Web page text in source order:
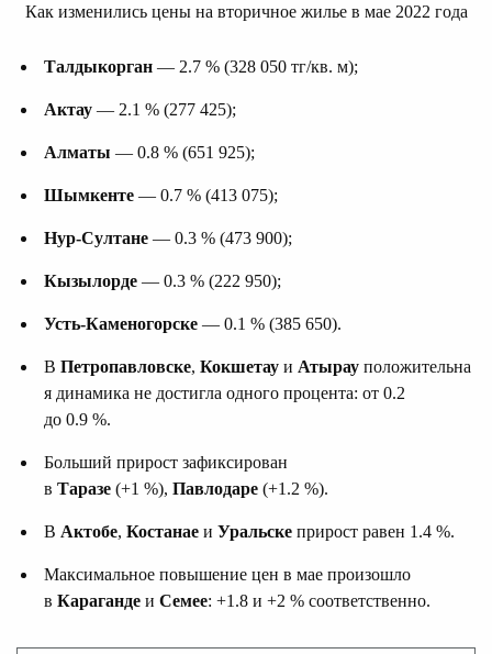
Как изменились цены на вторичное жилье в мае 2022 года
Талдыкорган — 2.7 % (328 050 тг/кв. м);
Актау — 2.1 % (277 425);
Алматы — 0.8 % (651 925);
Шымкенте — 0.7 % (413 075);
Нур-Султане — 0.3 % (473 900);
Кызылорде — 0.3 % (222 950);
Усть-Каменогорске — 0.1 % (385 650).
В Петропавловске, Кокшетау и Атырау положительна
я динамика не достигла одного процента: от 0.2
до 0.9 %.
Больший прирост зафиксирован
в Таразе (+1 %), Павлодаре (+1.2 %).
В Актобе, Костанае и Уральске прирост равен 1.4 %.
Максимальное повышение цен в мае произошло
в Караганде и Семее: +1.8 и +2 % соответственно.